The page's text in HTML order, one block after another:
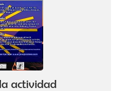
actividad